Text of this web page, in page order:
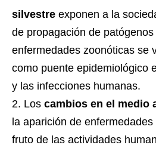
silvestre exponen a la
de propagación de
enfermedades zoonóticas se
como puente epidemiológico
y las infecciones humanas.
Los cambios en el medio
la aparición de
fruto de las actividades